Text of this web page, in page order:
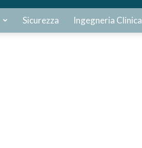
Sicurezza Ingegneria Clinica